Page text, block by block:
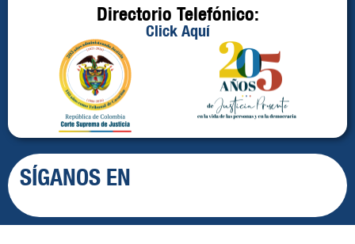
Directorio Telefónico:
Click Aquí
SÍGANOS EN